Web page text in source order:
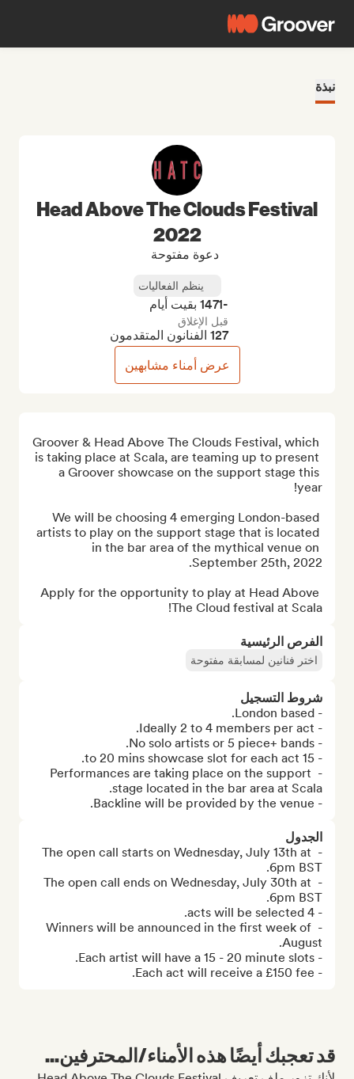
نبذة
Groover & Head Above The Clouds Festival, which
is taking place at Scala, are teaming up to present
a Groover showcase on the support stage this
We will be choosing 4 emerging London-based
artists to play on the support stage that is located
in the bar area of the mythical venue on
Apply for the opportunity to play at Head Above
The Cloud festival at Scala!
الفرص الرئيسية
اختر فنانين لمسابقة مفتوحة
شروط التسجيل
- Performances are taking place on the support
- Backline will be provided by the venue.
الجدول
- The open call starts on Wednesday, July 13th at
- The open call ends on Wednesday, July 30th at
- Winners will be announced in the first week of
- Each act will receive a £150 fee.
Head Above The Clouds Festival
2022
دعوة مفتوحة
ينظم الفعاليات
-1471 بقيت أيام
قبل الإغلاق
127 الفنانون المتقدمون
عرض أمناء مشابهين
قد تعجبك أيضًا هذه الأمناء/المحترفين...